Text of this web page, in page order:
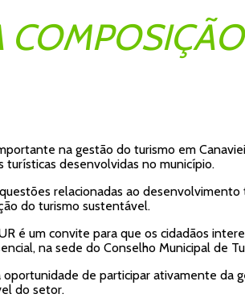
na gestão do turismo em
desenvolvidas no município.
relacionadas ao
do turismo sustentável.
é um convite para que os cidadãos
na sede do Conselho Municipal de
de participar ativamente da
do setor.